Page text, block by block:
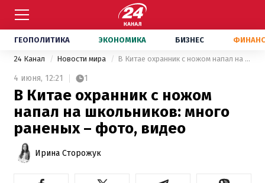
ГЕОПОЛИТИКА ЭКОНОМИКА БИЗНЕС
24 Канал Новости мира В Китае охранник с ножом напал на школьников: много раненых – фото, видео
4 июня, 12:21 1
В Китае охранник с ножом
напал на школьников: много
раненых – фото, видео
Ирина Сторожук